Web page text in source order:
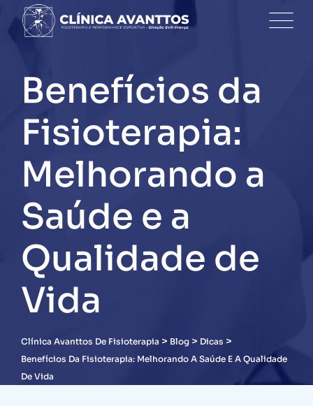
content
Benefícios da
Fisioterapia:
Melhorando a
Saúde e a
Qualidade de
Vida
Clínica Avanttos De Fisioterapia > Blog > Dicas >
Benefícios Da Fisioterapia: Melhorando A Saúde E A Qualidade
De Vida